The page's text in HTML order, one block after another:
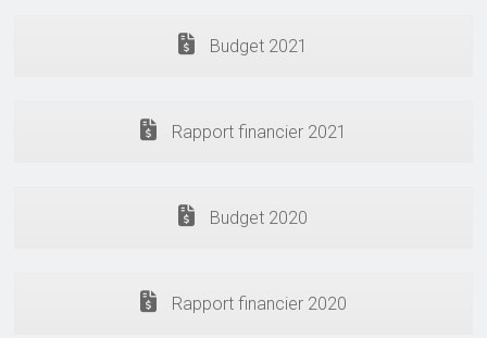
Budget 2021
Rapport financier 2021
Budget 2020
Rapport financier 2020